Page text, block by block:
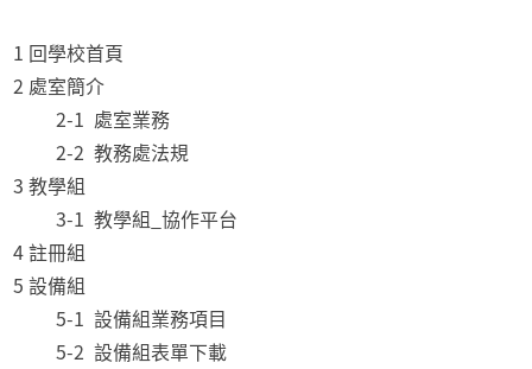
1 回學校首頁
2 處室簡介
2-1 處室業務
2-2 教務處法規
3 教學組
3-1 教學組_協作平台
4 註冊組
5 設備組
5-1 設備組業務項目
5-2 設備組表單下載